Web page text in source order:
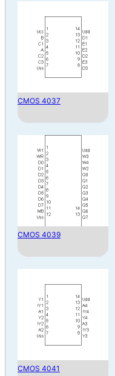
CMOS 4037
CMOS 4039
CMOS 4041